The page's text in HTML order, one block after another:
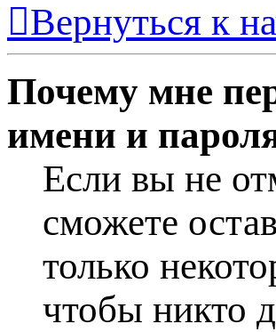
Вернуться к
Почему мне
имени и
Если вы не
сможете
только
чтобы никто